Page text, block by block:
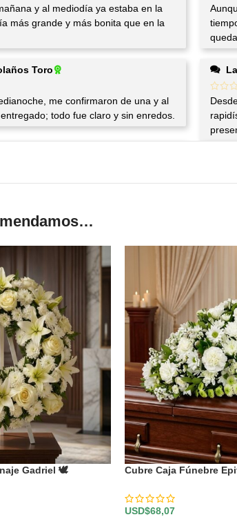
y al mediodía ya estaba en la
más grande y más bonita que en la
Toro
me confirmaron de una y al
todo fue claro y sin enredos.
Gadriel 🕊️
Cubre Caja Fúnebre
USD$68,07